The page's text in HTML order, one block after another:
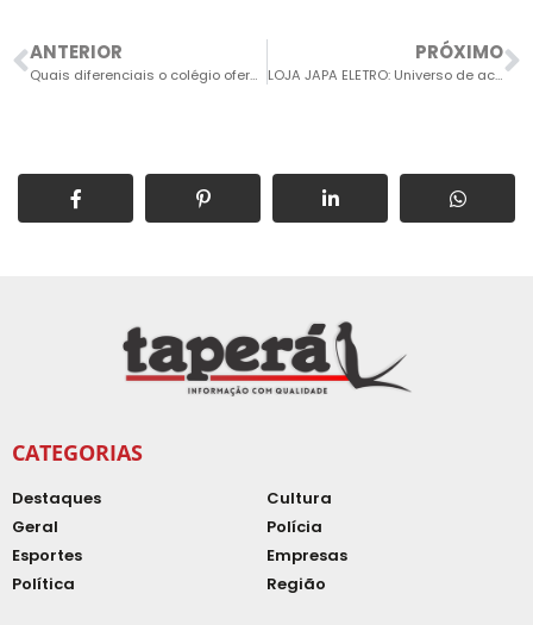
ANTERIOR
Quais diferenciais o colégio oferece aos estudantes em 2021?
PRÓXIMO
LOJA JAPA ELETRO: Universo de acessórios para celular e produtos de informática num único local
CATEGORIAS
Destaques
Geral
Esportes
Política
Cultura
Polícia
Empresas
Região